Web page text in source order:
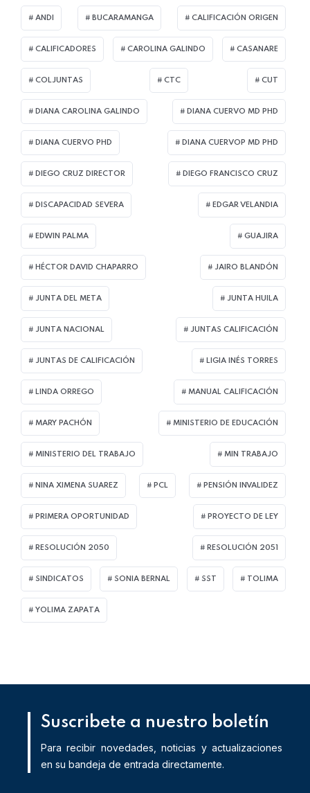
ANDI BUCARAMANGA CALIFICACIÓN ORIGEN
CALIFICADORES CAROLINA GALINDO CASANARE
COLJUNTAS CTC CUT
DIANA CAROLINA GALINDO DIANA CUERVO MD PHD
DIANA CUERVO PHD DIANA CUERVOP MD PHD
DIEGO CRUZ DIRECTOR DIEGO FRANCISCO CRUZ
DISCAPACIDAD SEVERA EDGAR VELANDIA
EDWIN PALMA GUAJIRA
HÉCTOR DAVID CHAPARRO JAIRO BLANDÓN
JUNTA DEL META JUNTA HUILA
JUNTA NACIONAL JUNTAS CALIFICACIÓN
JUNTAS DE CALIFICACIÓN LIGIA INÉS TORRES
LINDA ORREGO MANUAL CALIFICACIÓN
MARY PACHÓN MINISTERIO DE EDUCACIÓN
MINISTERIO DEL TRABAJO MIN TRABAJO
NINA XIMENA SUAREZ PCL PENSIÓN INVALIDEZ
PRIMERA OPORTUNIDAD PROYECTO DE LEY
RESOLUCIÓN 2050 RESOLUCIÓN 2051
SINDICATOS SONIA BERNAL SST TOLIMA
YOLIMA ZAPATA
Suscribete a nuestro boletín
Para recibir novedades, noticias y actualizaciones
en su bandeja de entrada directamente.